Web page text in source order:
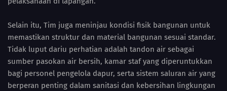
Selain itu, Tim juga meninjau kondisi fisik bangunan untuk
memastikan struktur dan material bangunan sesuai standar.
Tidak luput dariu perhatian adalah tandon air sebagai
sumber pasokan air bersih, kamar staf yang diperuntukkan
bagi personel pengelola dapur, serta sistem saluran air yang
berperan penting dalam sanitasi dan kebersihan lingkungan